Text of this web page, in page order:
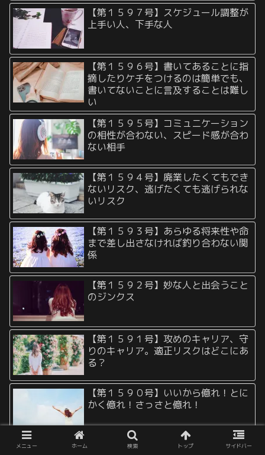
【第１５９７号】スケジュール調整が
上手い人、下手な人
【第１５９６号】書いてあることに指
摘したりケチをつけるのは簡単でも、
書いてないことに言及することは難し
い
【第１５９５号】コミュニケーション
の相性が合わない、スピード感が合わ
ない相手
【第１５９４号】廃業したくてもでき
ないリスク、逃げたくても逃げられな
いリスク
【第１５９３号】あらゆる将来性や命
まで差し出さなければ釣り合わない関
係
【第１５９２号】妙な人と出会うこと
のジンクス
【第１５９１号】攻めのキャリア、守
りのキャリア。適正リスクはどこにあ
る？
【第１５９０号】いいから億れ！とに
かく億れ！さっさと億れ！
【第１５８９号】「家に帰ったら○○
メニュー ホーム 検索 トップ サイドバー